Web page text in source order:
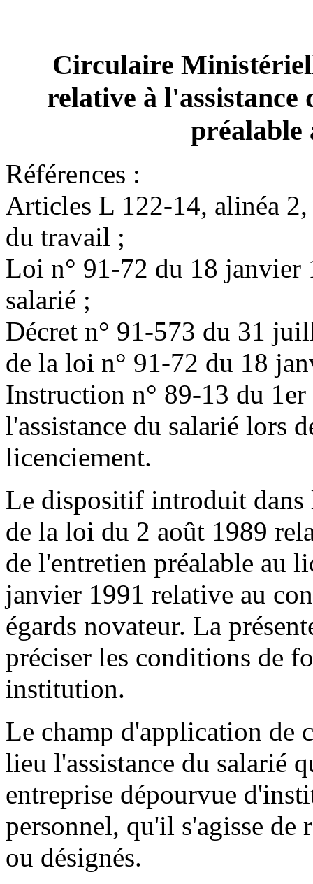
Circulaire
relative à
préalable
Références :
Articles L 122-14, alinéa
du travail ;
Loi n° 91-72 du 18 janvier
salarié ;
Décret n° 91-573 du 31
de la loi n° 91-72 du 18
Instruction n° 89-13 du
l'assistance du salarié lors
licenciement.
Le dispositif introduit
de la loi du 2 août 1989
de l'entretien préalable au
janvier 1991 relative au
égards novateur. La
préciser les conditions de
institution.
Le champ d'application de
lieu l'assistance du salarié
entreprise dépourvue
personnel, qu'il s'agisse de
ou désignés.